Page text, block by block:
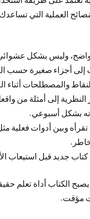
العملية التي
واضح، وليس بشكل
إلى أجزاء صغيرة حسب
والمصطلحات أثناء
النظرية إلى أمثلة من
بشكل أسبوعي.
وبين أدوات فعلية
كتاب جديد قبل استيعاب
الكتاب أداة تعلم
مؤقت.